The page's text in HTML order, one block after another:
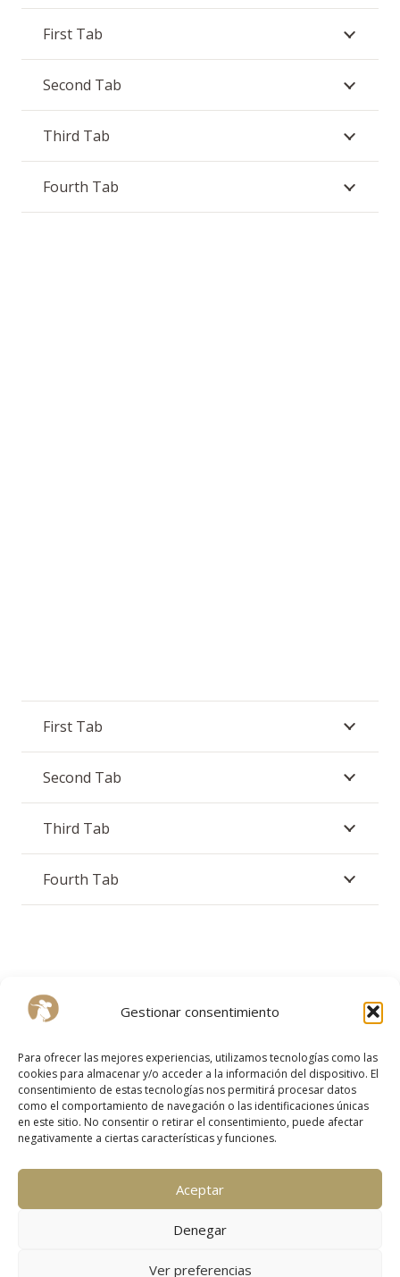
Gestionar consentimiento
Para ofrecer las mejores experiencias, utilizamos tecnologías como las
cookies para almacenar y/o acceder a la información del dispositivo. El
consentimiento de estas tecnologías nos permitirá procesar datos
como el comportamiento de navegación o las identificaciones únicas
en este sitio. No consentir o retirar el consentimiento, puede afectar
negativamente a ciertas características y funciones.
Aceptar
Denegar
Ver preferencias
First Tab
Second Tab
Third Tab
Fourth Tab
First Tab
Second Tab
Third Tab
Fourth Tab